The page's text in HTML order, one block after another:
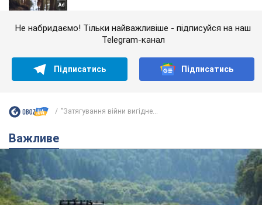
Не набридаємо! Тільки найважливіше - підписуйся на наш
Telegram-канал
Підписатись Підписатись
"Затягування війни вигідне...
Важливе